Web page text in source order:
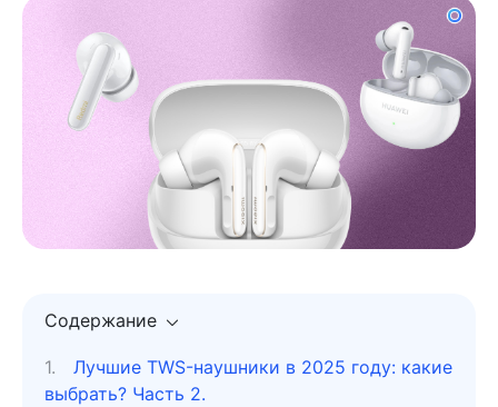
Содержание
Лучшие TWS-наушники в 2025 году: какие
выбрать? Часть 2.